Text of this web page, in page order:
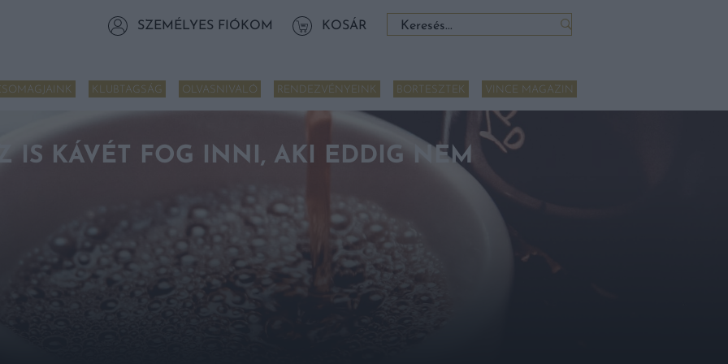
SZEMÉLYES FIÓKOM KOSÁR Keresés:
KLUBTAGSÁG OLVASNIVALÓ RENDEZVÉNYEINK BORTESZTEK VINCE MAGAZIN
IS KÁVÉT FOG INNI, AKI EDDIG NEM